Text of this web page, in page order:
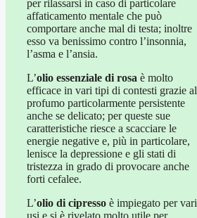
per rilassarsi in caso di particolare
affaticamento mentale che può
comportare anche mal di testa; inoltre
esso va benissimo contro l’insonnia,
l’asma e l’ansia.
L’olio essenziale di rosa è molto
efficace in vari tipi di contesti grazie al
profumo particolarmente persistente
anche se delicato; per queste sue
caratteristiche riesce a scacciare le
energie negative e, più in particolare,
lenisce la depressione e gli stati di
tristezza in grado di provocare anche
forti cefalee.
L’olio di cipresso è impiegato per vari